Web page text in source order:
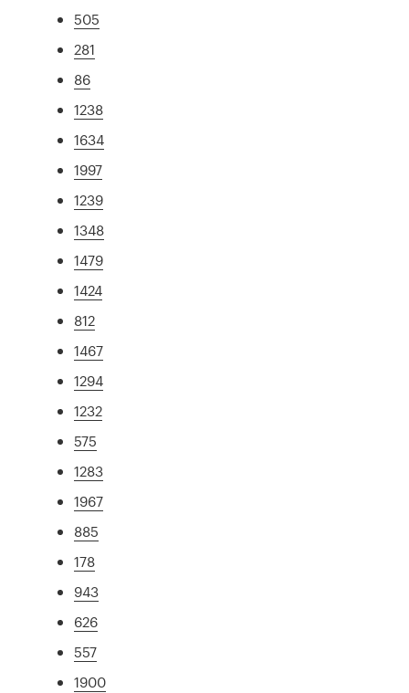
505
281
86
1238
1634
1997
1239
1348
1479
1424
812
1467
1294
1232
575
1283
1967
885
178
943
626
557
1900